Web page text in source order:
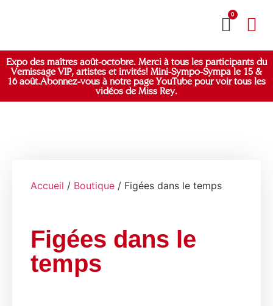
0
Expo des maîtres août-octobre. Merci à tous les participants du
Vernissage VIP, artistes et invités! Mini-Sympo-Sympa le 15 &
16 août.Abonnez-vous à notre page YouTube pour voir tous les
vidéos de Miss Rey.
Accueil / Boutique / Figées dans le temps
Figées dans le
temps